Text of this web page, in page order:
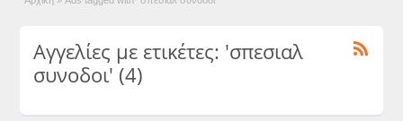
Αγγελίες με ετικέτες: 'σπεσιαλ
συνοδοι' (4)